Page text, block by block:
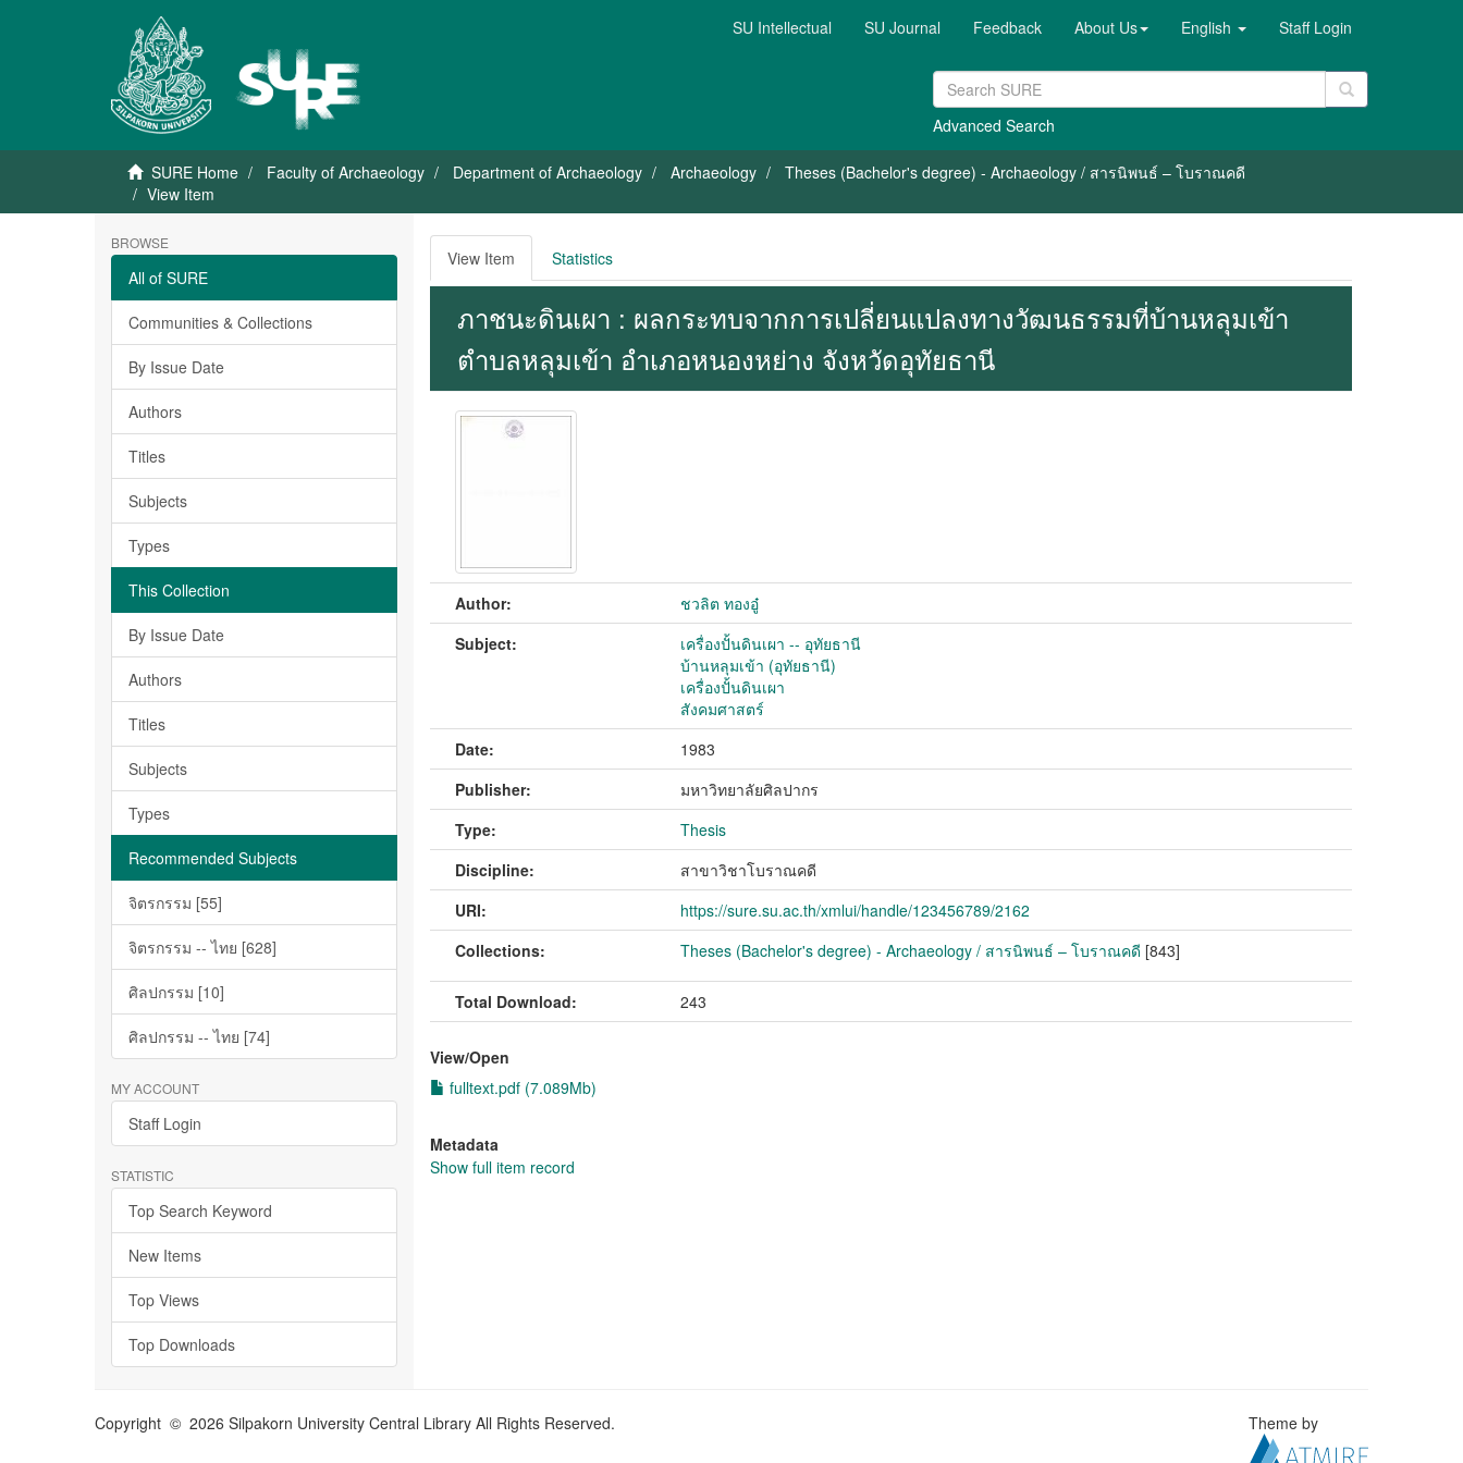
SU Intellectual SU Journal Feedback About Us English Staff Login
Advanced Search
SURE Home Faculty of Archaeology Department of Archaeology Archaeology
Theses (Bachelor's degree) - Archaeology / สารนิพนธ์ – โบราณคดี
View Item
BROWSE
All of SURE
Communities & Collections
By Issue Date
Authors
Titles
Subjects
Types
This Collection
By Issue Date
Authors
Titles
Subjects
Types
Recommended Subjects
จิตรกรรม [55]
จิตรกรรม -- ไทย [628]
ศิลปกรรม [10]
ศิลปกรรม -- ไทย [74]
MY ACCOUNT
Staff Login
STATISTIC
Top Search Keyword
New Items
Top Views
Top Downloads
View Item Statistics
ภาชนะดินเผา : ผลกระทบจากการเปลี่ยนแปลงทางวัฒนธรรมที่บ้านหลุมเข้า
ตำบลหลุมเข้า อำเภอหนองหย่าง จังหวัดอุทัยธานี
Author:
ชวลิต ทองอู๋
Subject:
เครื่องปั้นดินเผา -- อุทัยธานี
บ้านหลุมเข้า (อุทัยธานี)
เครื่องปั้นดินเผา
สังคมศาสตร์
Date:
1983
Publisher:
มหาวิทยาลัยศิลปากร
Type:
Thesis
Discipline:
สาขาวิชาโบราณคดี
URI:
https://sure.su.ac.th/xmlui/handle/123456789/2162
Collections:
Theses (Bachelor's degree) - Archaeology / สารนิพนธ์ – โบราณคดี [843]
Total Download: 243
View/Open
fulltext.pdf (7.089Mb)
Metadata
Show full item record
Copyright © 2026 Silpakorn University Central Library All Rights Reserved. Theme by